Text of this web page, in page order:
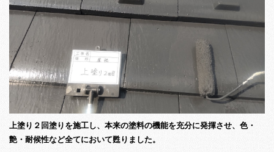
上塗り２回塗りを施工し、本来の塗料の機能を充分に発揮させ、色・
艶・耐候性など全てにおいて甦りました。